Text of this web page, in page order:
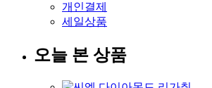
개인결제
세일상품
오늘 본 상품